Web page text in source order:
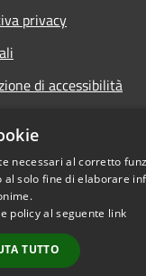
privacy
di accessibilità
necessari al corretto
al solo fine di elaborare
policy al seguente link
TUTTO